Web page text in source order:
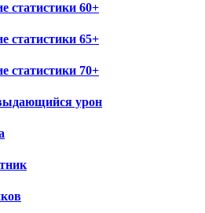
статистики 60+
статистики 65+
статистики 70+
урон